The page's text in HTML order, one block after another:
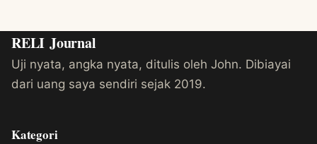
RELI Journal
Uji nyata, angka nyata, ditulis oleh John. Dibiayai
dari uang saya sendiri sejak 2019.
Kategori